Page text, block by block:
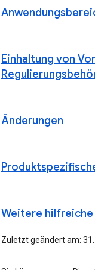
Einhaltung von
Änderungen
Weitere hilfreiche
Zuletzt geändert am: